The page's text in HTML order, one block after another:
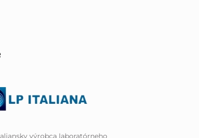
výrobca laboratórneho